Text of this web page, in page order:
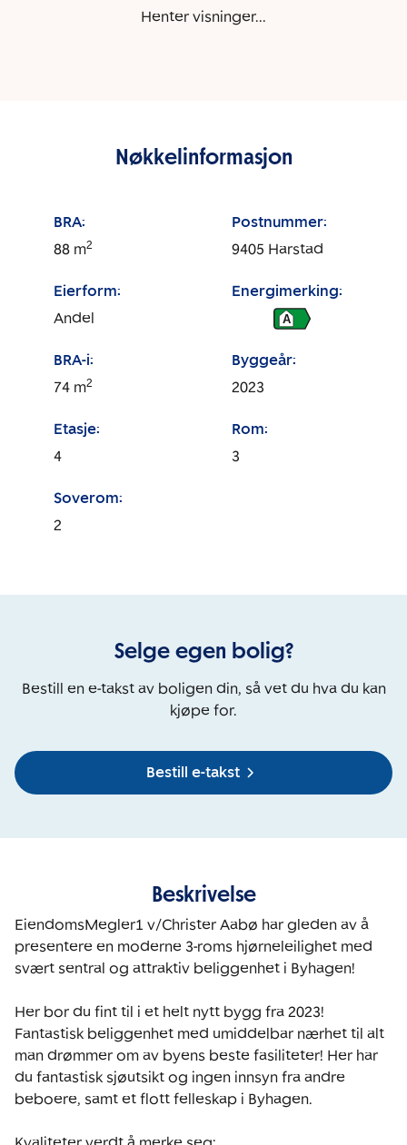
Henter visninger...
Nøkkelinformasjon
BRA:
88 m2
Postnummer:
9405 Harstad
Eierform:
Andel
Energimerking:
A
BRA-i:
74 m2
Byggeår:
2023
Etasje:
4
Rom:
3
Soverom:
2
Selge egen bolig?
Bestill en e-takst av boligen din, så vet du hva du kan
kjøpe for.
Bestill e-takst
Beskrivelse
EiendomsMegler1 v/Christer Aabø har gleden av å
presentere en moderne 3-roms hjørneleilighet med
svært sentral og attraktiv beliggenhet i Byhagen!
Her bor du fint til i et helt nytt bygg fra 2023!
Fantastisk beliggenhet med umiddelbar nærhet til alt
man drømmer om av byens beste fasiliteter! Her har
du fantastisk sjøutsikt og ingen innsyn fra andre
beboere, samt et flott felleskap i Byhagen.